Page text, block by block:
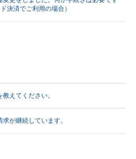
決済でご利用の場合）
えてください。
が継続しています。